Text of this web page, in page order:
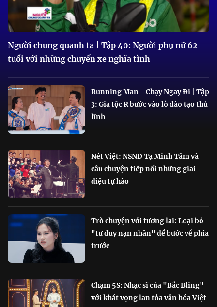
Người chung quanh ta | Tập 40: Người phụ nữ 62
tuổi với những chuyến xe nghĩa tình
Running Man - Chạy Ngay Đi | Tập
3: Gia tộc R bước vào lò đào tạo thủ
lĩnh
Nét Việt: NSND Tạ Minh Tâm và
câu chuyện tiếp nối những giai
điệu tự hào
Trò chuyện với tương lai: Loại bỏ
"tư duy nạn nhân" để bước về phía
trước
Chạm 5S: Nhạc sĩ của "Bắc Bling"
với khát vọng lan tỏa văn hóa Việt